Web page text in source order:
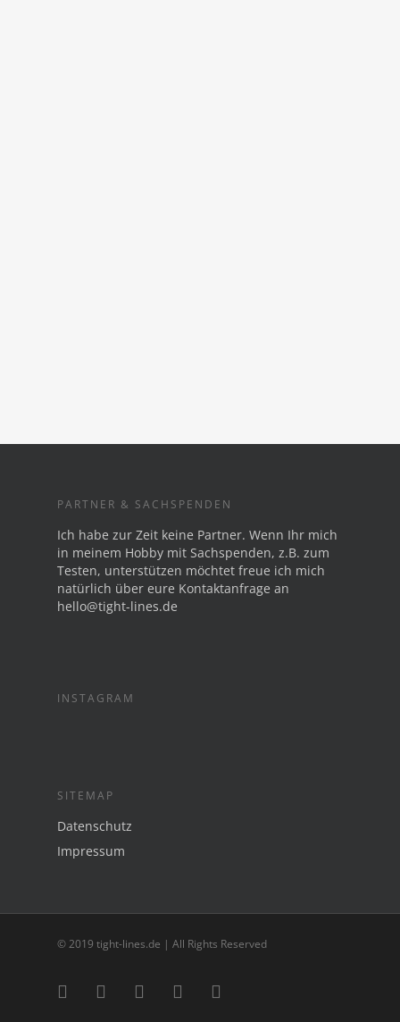
PARTNER & SACHSPENDEN
Ich habe zur Zeit keine Partner. Wenn Ihr mich
in meinem Hobby mit Sachspenden, z.B. zum
Testen, unterstützen möchtet freue ich mich
natürlich über eure Kontaktanfrage an
hello@tight-lines.de
INSTAGRAM
SITEMAP
Datenschutz
Impressum
© 2019 tight-lines.de | All Rights Reserved